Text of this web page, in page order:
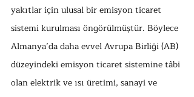
yakıtlar için ulusal bir emisyon ticaret
sistemi kurulması öngörülmüştür. Böylece
Almanya’da daha evvel Avrupa Birliği (AB)
düzeyindeki emisyon ticaret sistemine tâbi
olan elektrik ve ısı üretimi, sanayi ve